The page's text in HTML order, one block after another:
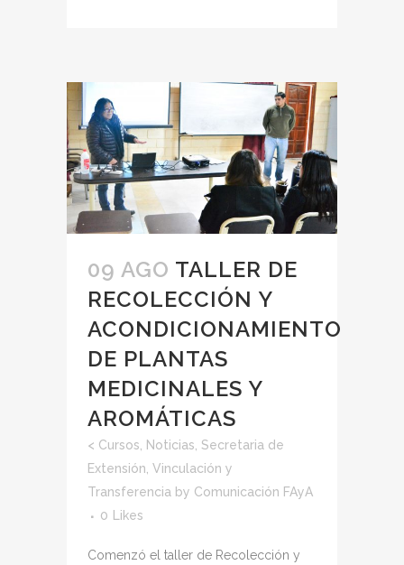
09 AGO TALLER DE
RECOLECCIÓN Y
ACONDICIONAMIENTO
DE PLANTAS
MEDICINALES Y
AROMÁTICAS
< Cursos, Noticias, Secretaria de
Extensión, Vinculación y
Transferencia by Comunicación FAyA
0 Likes
Comenzó el taller de Recolección y